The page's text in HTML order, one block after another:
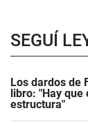
SEGUÍ
Los dardos de
libro: "Hay que
estructura"